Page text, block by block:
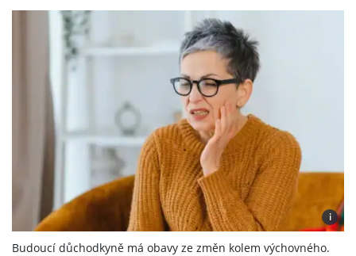
i
Budoucí důchodkyně má obavy ze změn kolem výchovného.